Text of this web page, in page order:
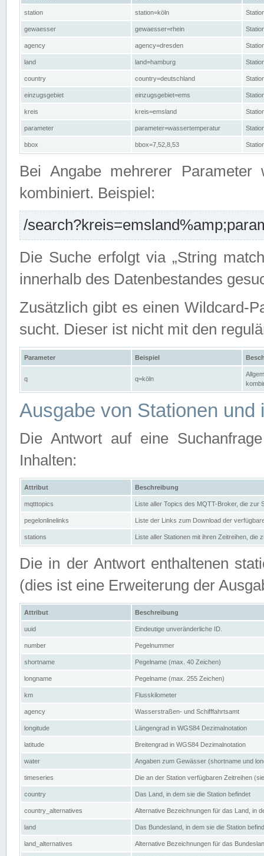
station station=köln
gewaesser gewaesser=rhein
agency agency=dresden
land land=hamburg
country country=deutschland
einzugsgebiet einzugsgebiet=ems
kreis kreis=emsland
parameter parameter=wassertemperatur
bbox bbox=7,52,8,53
Bei Angabe mehrerer Parameter
kombiniert. Beispiel:
/
Die Suche erfolgt via „String
innerhalb des Datenbestandes
Zusätzlich gibt es einen Wildcard-
sucht. Dieser ist nicht mit den
Parameter Beispiel
q q=köln
Ausgabe von Stationen und
Die Antwort auf eine
Inhalten:
Attribut Beschreibung
mqtttopics Liste aller Topics des MQTT-Broker, die zur
pegelonlinelinks Liste der Links zum Download der
stations Liste aller Stationen mit ihren Zeitreihen, die
Die in der Antwort enthaltenen
(dies ist eine Erweiterung der
Attribut Beschreibung
uuid Eindeutige unveränderliche ID.
number Pegelnummer
shortname Pegelname (max. 40 Zeichen)
longname Pegelname (max. 255 Zeichen)
km Flusskilometer
agency Wasserstraßen- und Schifffahrtsamt
longitude Längengrad in WGS84 Dezimalnotation
latitude Breitengrad in WGS84 Dezimalnotation
water Angaben zum Gewässer (shortname und
timeseries Die an der Station verfügbaren Zeitreihen
country Das Land, in dem sie die Station befindet
country_alternatives Alternative Bezeichnungen für das Land, in
land Das Bundesland, in dem sie die Station
land_alternatives Alternative Bezeichnungen für das